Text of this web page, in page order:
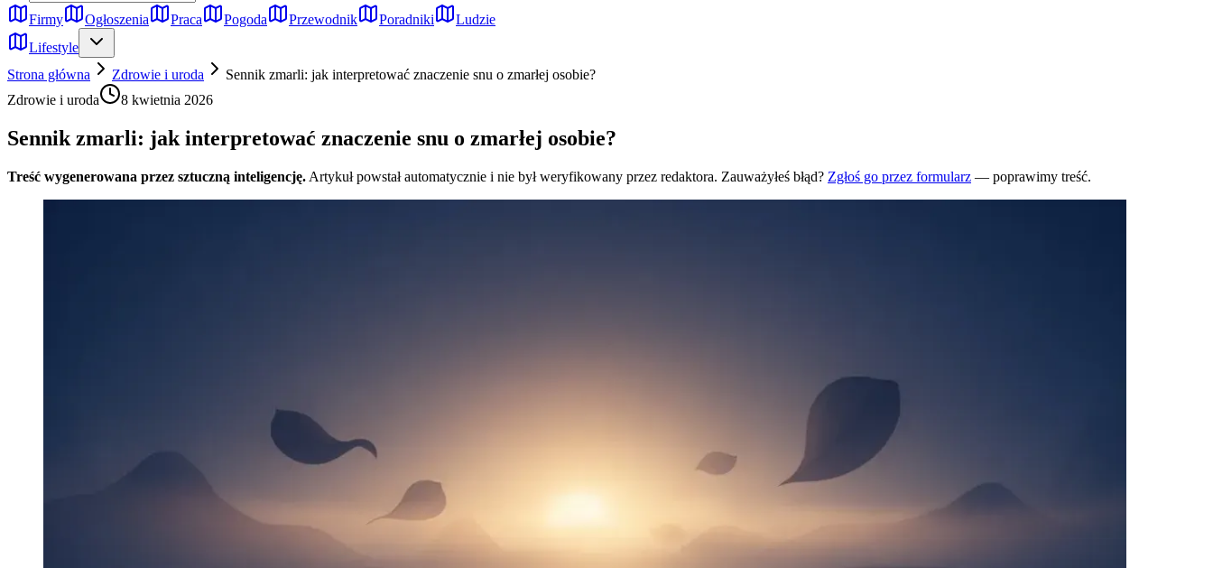
Firmy Ogłoszenia Praca Pogoda Przewodnik Poradniki
Ludzie
Lifestyle
Strona główna
Zdrowie i uroda
Sennik zmarli: jak interpretować znaczenie snu o zmarłej osobie?
Zdrowie i uroda
8 kwietnia 2026
Sennik zmarli: jak interpretować znaczenie snu o zmarłej osobie?
Treść wygenerowana przez sztuczną inteligencję. Artykuł powstał automatycznie i nie był weryfikowany przez redaktora. Zauważyłeś błąd? Zgłoś go przez formularz — poprawimy treść.